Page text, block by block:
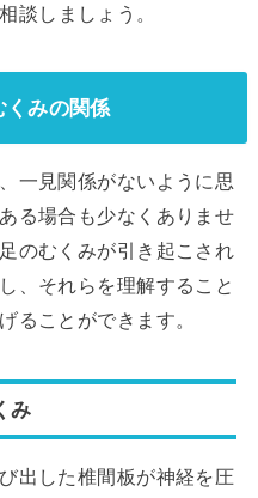
談しましょう。
くみの関係
一見関係がないように思
る場合も少なくありませ
のむくみが引き起こされ
、それらを理解すること
ることができます。
み
出した椎間板が神経を圧